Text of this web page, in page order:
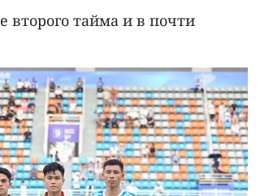
второго тайма и в почти